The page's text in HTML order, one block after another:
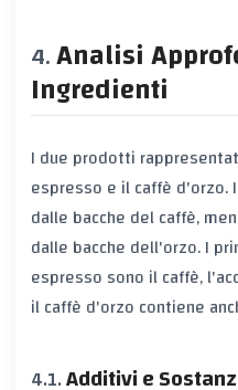
Analisi
Ingredienti
I due prodotti
espresso e il caffè
dalle bacche del caffè,
dalle bacche dell'orzo. I
espresso sono il caffè,
il caffè d'orzo contiene
Additivi e